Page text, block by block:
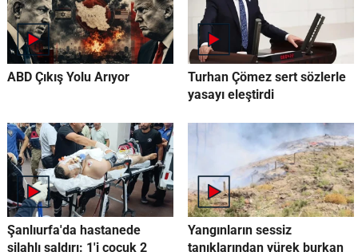
ABD Çıkış Yolu Arıyor
Turhan Çömez sert sözlerle
yasayı eleştirdi
Şanlıurfa'da hastanede
silahlı saldırı: 1'i çocuk 2
Yangınların sessiz
tanıklarından yürek burkan